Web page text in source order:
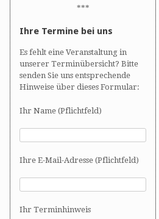
***
Ihre Termine bei uns
Es fehlt eine Veranstaltung in
unserer Terminübersicht? Bitte
senden Sie uns entsprechende
Hinweise über dieses Formular:
Ihr Name (Pflichtfeld)
Ihre E-Mail-Adresse (Pflichtfeld)
Ihr Terminhinweis